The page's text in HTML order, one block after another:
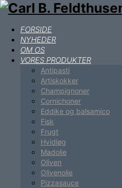
FORSIDE
NYHEDER
OM OS
VORES PRODUKTER
Antipasti
Artiskokker
Champignoner
Cornichoner
Eddike og balsamico
Fisk
Frugt
Hvidløg
Madolie
Oliven
Olivenolie
Pizzasauce